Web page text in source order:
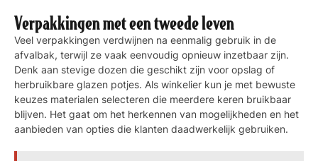
Verpakkingen met een tweede leven
Veel verpakkingen verdwijnen na eenmalig gebruik in de
afvalbak, terwijl ze vaak eenvoudig opnieuw inzetbaar zijn.
Denk aan stevige dozen die geschikt zijn voor opslag of
herbruikbare glazen potjes. Als winkelier kun je met bewuste
keuzes materialen selecteren die meerdere keren bruikbaar
blijven. Het gaat om het herkennen van mogelijkheden en het
aanbieden van opties die klanten daadwerkelijk gebruiken.